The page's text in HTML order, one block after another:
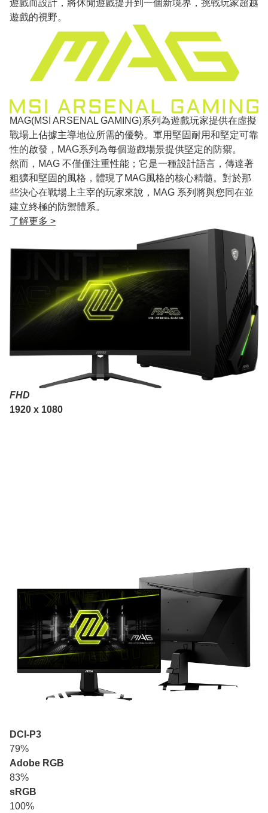
遊戲而設計，將休閒遊戲提升到一個新境界，挑戰玩家超越
遊戲的視野。
MAG(MSI ARSENAL GAMING)系列為遊戲玩家提供在虛擬
戰場上佔據主導地位所需的優勢。軍用堅固耐用和堅定可靠
性的啟發，MAG系列為每個遊戲場景提供堅定的防禦。
然而，MAG 不僅僅注重性能；它是一種設計語言，傳達著
粗獷和堅固的風格，體現了MAG風格的核心精髓。對於那
些決心在戰場上主宰的玩家來說，MAG 系列將與您同在並
建立終極的防禦體系。
了解更多 >
FHD
1920 x 1080
DCI-P3
79%
Adobe RGB
83%
sRGB
100%